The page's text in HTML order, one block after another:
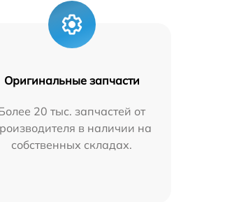
Оригинальные запчасти
20 тыс. запчастей от
в наличии на
собственных складах.